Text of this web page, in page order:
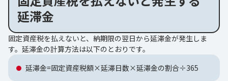
延滞金
固定資産税を払えないと、納期限の翌日から延滞金が発生しま
す。延滞金の計算方法は以下のとおりです。
延滞金=固定資産税額×延滞日数×延滞金の割合÷365